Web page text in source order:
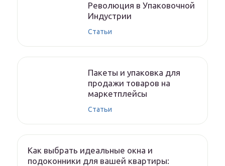
Революция в Упаковочной
Индустрии
Статьи
Пакеты и упаковка для
продажи товаров на
маркетплейсы
Статьи
Как выбрать идеальные окна и
подоконники для вашей квартиры: